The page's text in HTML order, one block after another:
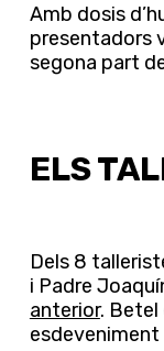
Amb dosis
presentadors
segona part
ELS
Dels 8
i Padre
anterior. Betel